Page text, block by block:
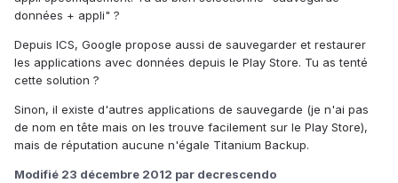
données + appli" ?
Depuis ICS, Google propose aussi de sauvegarder et restaurer
les applications avec données depuis le Play Store. Tu as tenté
cette solution ?
Sinon, il existe d'autres applications de sauvegarde (je n'ai pas
de nom en tête mais on les trouve facilement sur le Play Store),
mais de réputation aucune n'égale Titanium Backup.
Modifié 23 décembre 2012 par decrescendo